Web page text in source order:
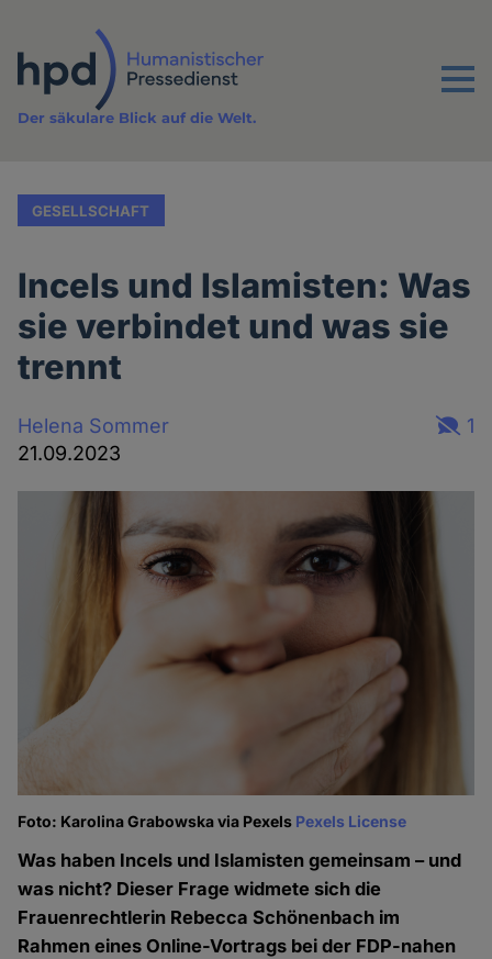
Inhalt
Menu
Der säkulare Blick auf die Welt.
GESELLSCHAFT
Incels und Islamisten: Was
sie verbindet und was sie
trennt
Helena Sommer
21.09.2023
1
Foto: Karolina Grabowska via Pexels Pexels License
Was haben Incels und Islamisten gemeinsam – und
was nicht? Dieser Frage widmete sich die
Frauenrechtlerin Rebecca Schönenbach im
Rahmen eines Online-Vortrags bei der FDP-nahen